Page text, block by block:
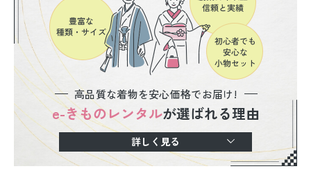
高品質な着物を安心価格でお届け!
e-きものレンタルが選ばれる理由
詳しく見る